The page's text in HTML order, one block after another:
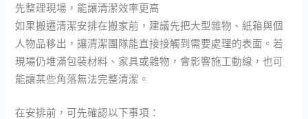
先整理現場，能讓清潔效率更高
如果搬遷清潔安排在搬家前，建議先把大型雜物、紙箱與個
人物品移出，讓清潔團隊能直接接觸到需要處理的表面。若
現場仍堆滿包裝材料、家具或雜物，會影響施工動線，也可
能讓某些角落無法完整清潔。
在安排前，可先確認以下事項：